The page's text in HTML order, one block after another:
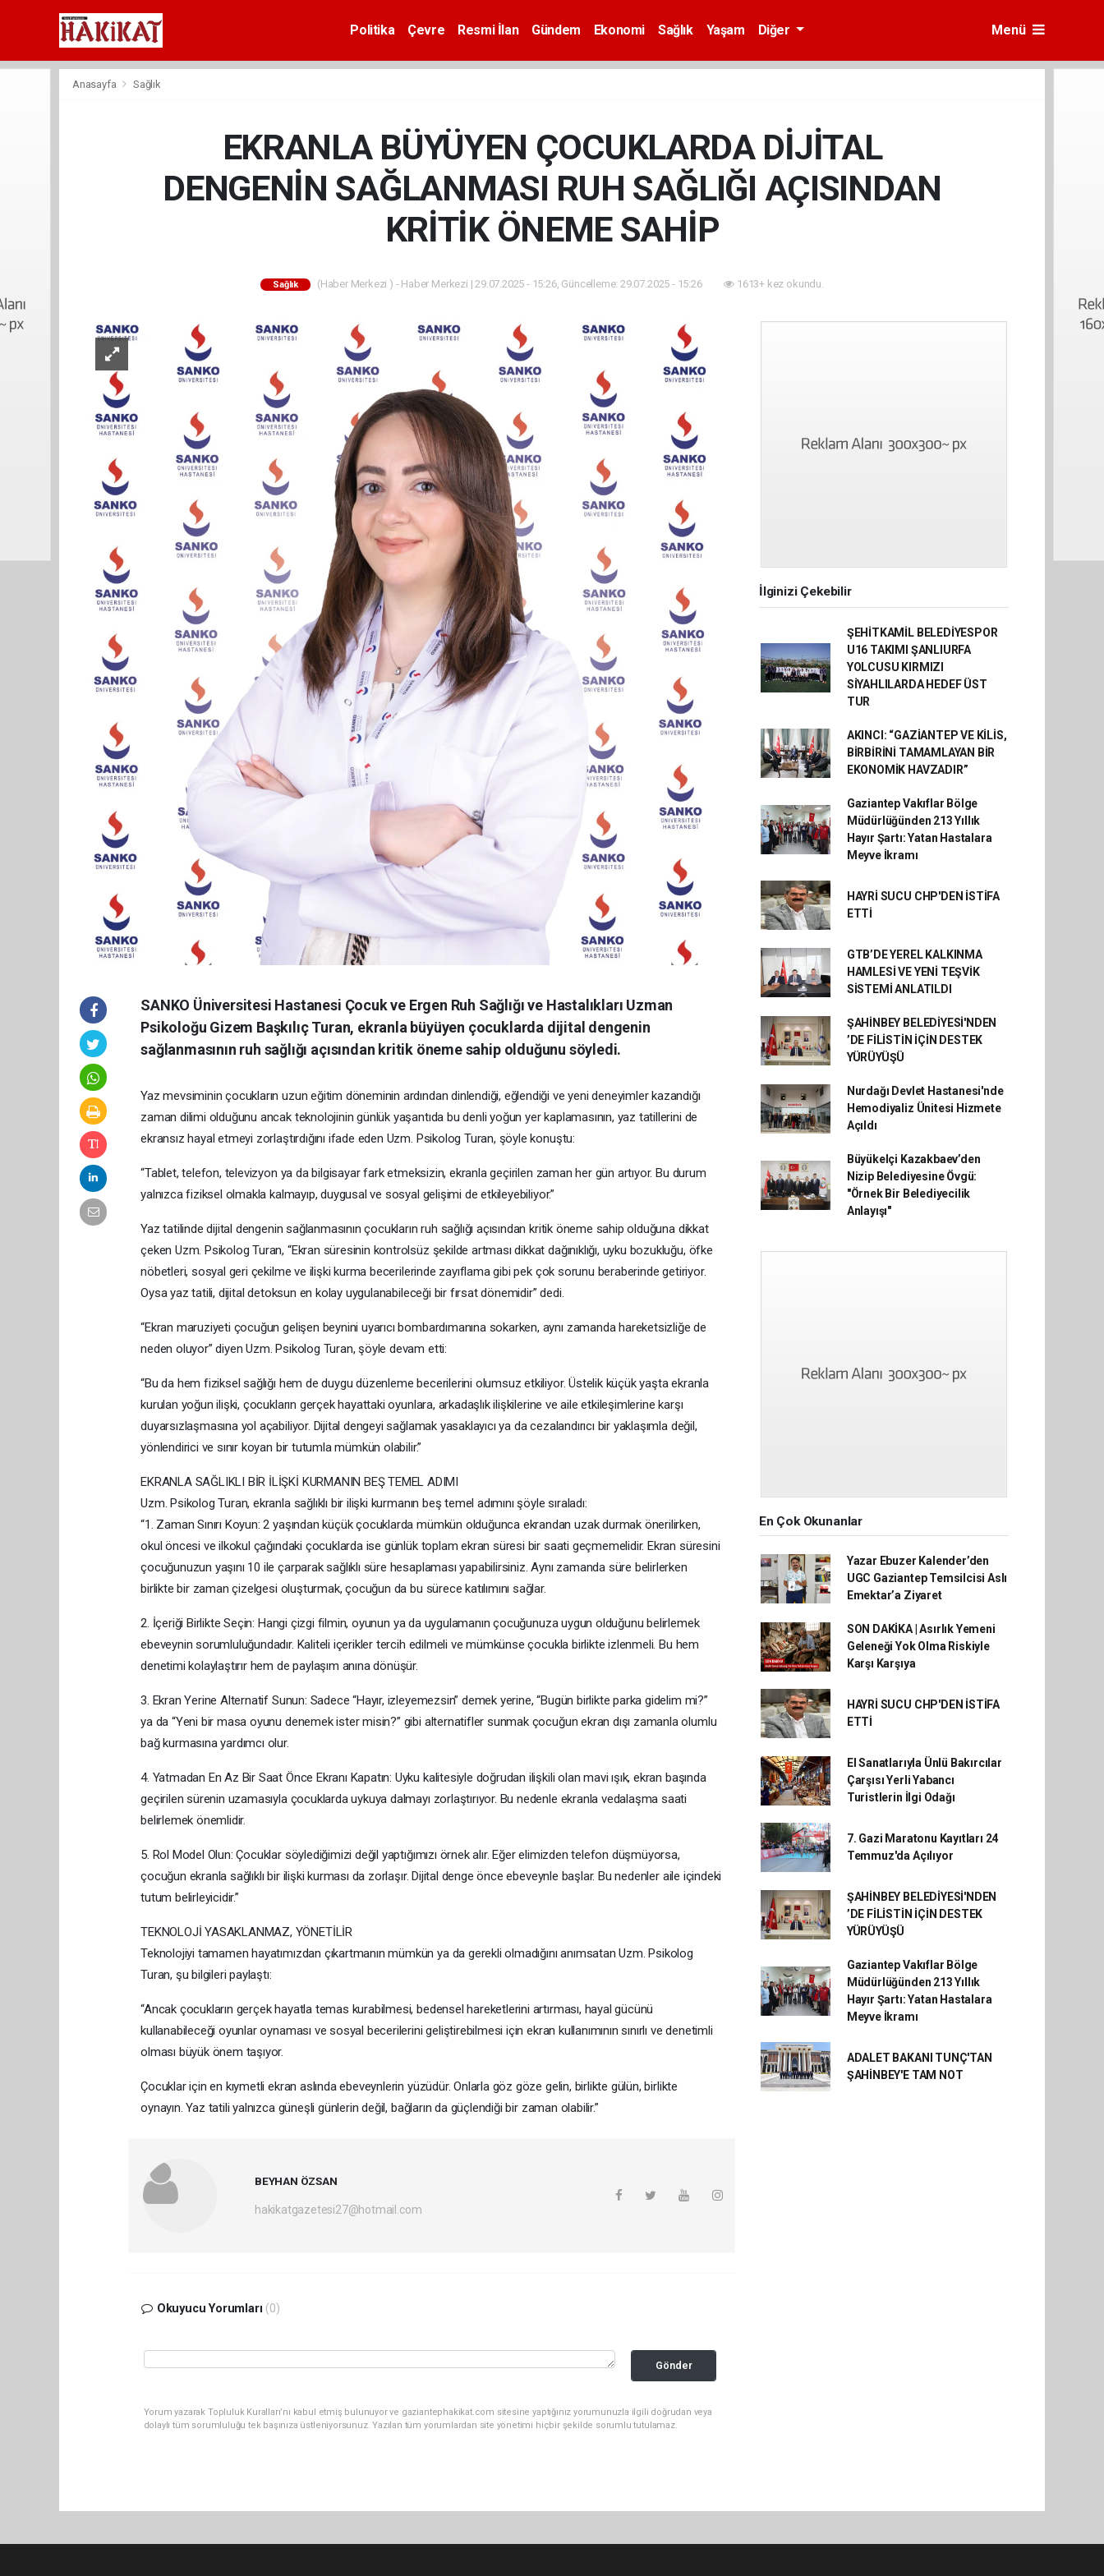
Politika Çevre Resmi İlan Gündem Ekonomi Sağlık Yaşam Diğer Menü
Anasayfa Sağlık
EKRANLA BÜYÜYEN ÇOCUKLARDA DİJİTAL
DENGENİN SAĞLANMASI RUH SAĞLIĞI AÇISINDAN
KRİTİK ÖNEME SAHİP
Sağlık (Haber Merkezi ) - Haber Merkezi | 29.07.2025 - 15:26, Güncelleme: 29.07.2025 - 15:26 1613+ kez okundu.
SANKO Üniversitesi Hastanesi Çocuk ve Ergen Ruh Sağlığı ve Hastalıkları Uzman
Psikoloğu Gizem Başkılıç Turan, ekranla büyüyen çocuklarda dijital dengenin
sağlanmasının ruh sağlığı açısından kritik öneme sahip olduğunu söyledi.
Yaz mevsiminin çocukların uzun eğitim döneminin ardından dinlendiği, eğlendiği ve yeni deneyimler kazandığı
zaman dilimi olduğunu ancak teknolojinin günlük yaşantıda bu denli yoğun yer kaplamasının, yaz tatillerini de
ekransız hayal etmeyi zorlaştırdığını ifade eden Uzm. Psikolog Turan, şöyle konuştu:
“Tablet, telefon, televizyon ya da bilgisayar fark etmeksizin, ekranla geçirilen zaman her gün artıyor. Bu durum
yalnızca fiziksel olmakla kalmayıp, duygusal ve sosyal gelişimi de etkileyebiliyor.”
Yaz tatilinde dijital dengenin sağlanmasının çocukların ruh sağlığı açısından kritik öneme sahip olduğuna dikkat
çeken Uzm. Psikolog Turan, “Ekran süresinin kontrolsüz şekilde artması dikkat dağınıklığı, uyku bozukluğu, öfke
nöbetleri, sosyal geri çekilme ve ilişki kurma becerilerinde zayıflama gibi pek çok sorunu beraberinde getiriyor.
Oysa yaz tatili, dijital detoksun en kolay uygulanabileceği bir fırsat dönemidir” dedi.
“Ekran maruziyeti çocuğun gelişen beynini uyarıcı bombardımanına sokarken, aynı zamanda hareketsizliğe de
neden oluyor” diyen Uzm. Psikolog Turan, şöyle devam etti:
“Bu da hem fiziksel sağlığı hem de duygu düzenleme becerilerini olumsuz etkiliyor. Üstelik küçük yaşta ekranla
kurulan yoğun ilişki, çocukların gerçek hayattaki oyunlara, arkadaşlık ilişkilerine ve aile etkileşimlerine karşı
duyarsızlaşmasına yol açabiliyor. Dijital dengeyi sağlamak yasaklayıcı ya da cezalandırıcı bir yaklaşımla değil,
yönlendirici ve sınır koyan bir tutumla mümkün olabilir.”
EKRANLA SAĞLIKLI BİR İLİŞKİ KURMANIN BEŞ TEMEL ADIMI
Uzm. Psikolog Turan, ekranla sağlıklı bir ilişki kurmanın beş temel adımını şöyle sıraladı:
“1. Zaman Sınırı Koyun: 2 yaşından küçük çocuklarda mümkün olduğunca ekrandan uzak durmak önerilirken,
okul öncesi ve ilkokul çağındaki çocuklarda ise günlük toplam ekran süresi bir saati geçmemelidir. Ekran süresini
çocuğunuzun yaşını 10 ile çarparak sağlıklı süre hesaplaması yapabilirsiniz. Aynı zamanda süre belirlerken
birlikte bir zaman çizelgesi oluşturmak, çocuğun da bu sürece katılımını sağlar.
2. İçeriği Birlikte Seçin: Hangi çizgi filmin, oyunun ya da uygulamanın çocuğunuza uygun olduğunu belirlemek
ebeveynin sorumluluğundadır. Kaliteli içerikler tercih edilmeli ve mümkünse çocukla birlikte izlenmeli. Bu hem
denetimi kolaylaştırır hem de paylaşım anına dönüşür.
3. Ekran Yerine Alternatif Sunun: Sadece “Hayır, izleyemezsin” demek yerine, “Bugün birlikte parka gidelim mi?”
ya da “Yeni bir masa oyunu denemek ister misin?” gibi alternatifler sunmak çocuğun ekran dışı zamanla olumlu
bağ kurmasına yardımcı olur.
4. Yatmadan En Az Bir Saat Önce Ekranı Kapatın: Uyku kalitesiyle doğrudan ilişkili olan mavi ışık, ekran başında
geçirilen sürenin uzamasıyla çocuklarda uykuya dalmayı zorlaştırıyor. Bu nedenle ekranla vedalaşma saati
belirlemek önemlidir.
5. Rol Model Olun: Çocuklar söylediğimizi değil yaptığımızı örnek alır. Eğer elimizden telefon düşmüyorsa,
çocuğun ekranla sağlıklı bir ilişki kurması da zorlaşır. Dijital denge önce ebeveynle başlar. Bu nedenler aile içindeki
tutum belirleyicidir.”
TEKNOLOJİ YASAKLANMAZ, YÖNETİLİR
Teknolojiyi tamamen hayatımızdan çıkartmanın mümkün ya da gerekli olmadığını anımsatan Uzm. Psikolog
Turan, şu bilgileri paylaştı:
“Ancak çocukların gerçek hayatla temas kurabilmesi, bedensel hareketlerini artırması, hayal gücünü
kullanabileceği oyunlar oynaması ve sosyal becerilerini geliştirebilmesi için ekran kullanımının sınırlı ve denetimli
olması büyük önem taşıyor.
Çocuklar için en kıymetli ekran aslında ebeveynlerin yüzüdür. Onlarla göz göze gelin, birlikte gülün, birlikte
oynayın. Yaz tatili yalnızca güneşli günlerin değil, bağların da güçlendiği bir zaman olabilir.”
BEYHAN ÖZSAN
hakikatgazetesi27@hotmail.com
Okuyucu Yorumları (0)
Gönder
Yorum yazarak Topluluk Kuralları’nı kabul etmiş bulunuyor ve gaziantephakikat.com sitesine yaptığınız yorumunuzla ilgili doğrudan veya
dolaylı tüm sorumluluğu tek başınıza üstleniyorsunuz. Yazılan tüm yorumlardan site yönetimi hiçbir şekilde sorumlu tutulamaz.
İlginizi Çekebilir
ŞEHİTKAMİL BELEDİYESPOR
U16 TAKIMI ŞANLIURFA
YOLCUSU KIRMIZI
SİYAHLILARDA HEDEF ÜST
TUR
AKINCI: “GAZİANTEP VE KİLİS,
BİRBİRİNİ TAMAMLAYAN BİR
EKONOMİK HAVZADIR”
Gaziantep Vakıflar Bölge
Müdürlüğünden 213 Yıllık
Hayır Şartı: Yatan Hastalara
Meyve İkramı
HAYRİ SUCU CHP'DEN İSTİFA
ETTİ
GTB’DE YEREL KALKINMA
HAMLESİ VE YENİ TEŞVİK
SİSTEMİ ANLATILDI
ŞAHİNBEY BELEDİYESİ'NDEN
’DE FİLİSTİN İÇİN DESTEK
YÜRÜYÜŞÜ
Nurdağı Devlet Hastanesi'nde
Hemodiyaliz Ünitesi Hizmete
Açıldı
Büyükelçi Kazakbaev’den
Nizip Belediyesine Övgü:
"Örnek Bir Belediyecilik
Anlayışı"
En Çok Okunanlar
Yazar Ebuzer Kalender’den
UGC Gaziantep Temsilcisi Aslı
Emektar’a Ziyaret
SON DAKİKA | Asırlık Yemeni
Geleneği Yok Olma Riskiyle
Karşı Karşıya
HAYRİ SUCU CHP'DEN İSTİFA
ETTİ
El Sanatlarıyla Ünlü Bakırcılar
Çarşısı Yerli Yabancı
Turistlerin İlgi Odağı
7. Gazi Maratonu Kayıtları 24
Temmuz'da Açılıyor
ŞAHİNBEY BELEDİYESİ'NDEN
’DE FİLİSTİN İÇİN DESTEK
YÜRÜYÜŞÜ
Gaziantep Vakıflar Bölge
Müdürlüğünden 213 Yıllık
Hayır Şartı: Yatan Hastalara
Meyve İkramı
ADALET BAKANI TUNÇ'TAN
ŞAHİNBEY'E TAM NOT